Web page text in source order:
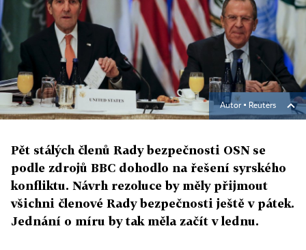
Autor ▪ Reuters
Pět stálých členů Rady bezpečnosti OSN se
podle zdrojů BBC dohodlo na řešení syrského
konfliktu. Návrh rezoluce by měly přijmout
všichni členové Rady bezpečnosti ještě v pátek.
Jednání o míru by tak měla začít v lednu.